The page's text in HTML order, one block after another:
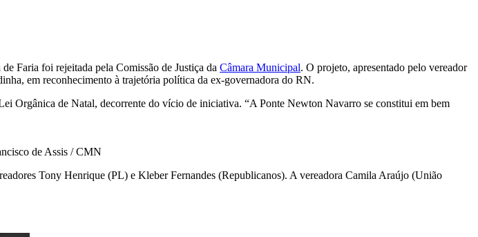
Faria foi rejeitada pela Comissão de Justiça da Câmara Municipal. O projeto, apresentado pelo vereador
em reconhecimento à trajetória política da ex-governadora do RN.
Orgânica de Natal, decorrente do vício de iniciativa. “A Ponte Newton Navarro se constitui em bem
de Assis / CMN
Tony Henrique (PL) e Kleber Fernandes (Republicanos). A vereadora Camila Araújo (União